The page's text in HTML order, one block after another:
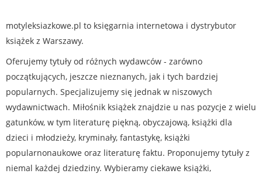
motyleksiazkowe.pl to księgarnia internetowa i dystrybutor
książek z Warszawy.
Oferujemy tytuły od różnych wydawców - zarówno
początkujących, jeszcze nieznanych, jak i tych bardziej
popularnych. Specjalizujemy się jednak w niszowych
wydawnictwach. Miłośnik książek znajdzie u nas pozycje z wielu
gatunków, w tym literaturę piękną, obyczajową, książki dla
dzieci i młodzieży, kryminały, fantastykę, książki
popularnonaukowe oraz literaturę faktu. Proponujemy tytuły z
niemal każdej dziedziny. Wybieramy ciekawe książki,